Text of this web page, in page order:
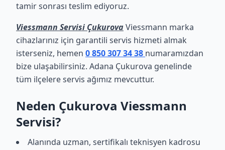
tamir sonrası teslim ediyoruz.
Viessmann Servisi ÇukurovaViessmann marka
cihazlarınız için garantili servis hizmeti almak
isterseniz, hemen 0 850 307 34 38 numaramızdan
bize ulaşabilirsiniz. Adana Çukurova genelinde
tüm ilçelere servis ağımız mevcuttur.
Neden Çukurova Viessmann
Servisi?
Alanında uzman, sertifikalı teknisyen kadrosu